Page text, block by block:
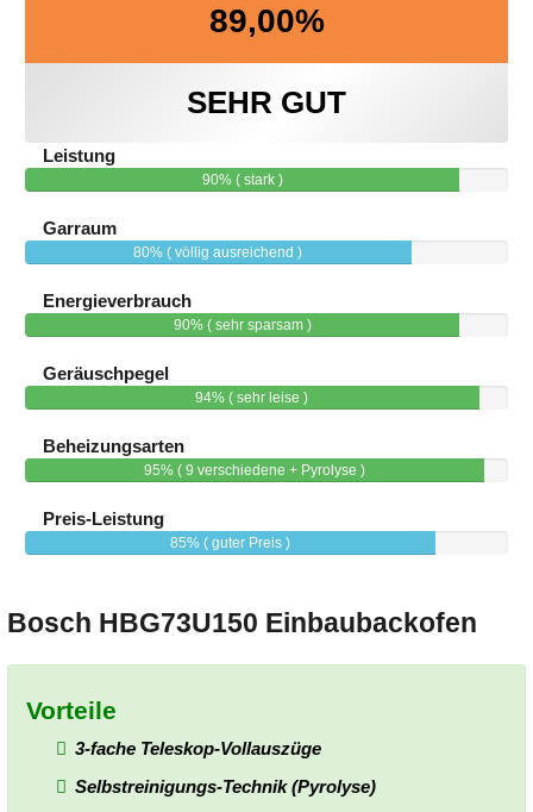
89,00%
SEHR GUT
Leistung
90% ( stark )
Garraum
80% ( völlig ausreichend )
Energieverbrauch
90% ( sehr sparsam )
Geräuschpegel
94% ( sehr leise )
Beheizungsarten
95% ( 9 verschiedene + Pyrolyse )
Preis-Leistung
85% ( guter Preis )
Bosch HBG73U150 Einbaubackofen
Vorteile
3-fache Teleskop-Vollauszüge
Selbstreinigungs-Technik (Pyrolyse)